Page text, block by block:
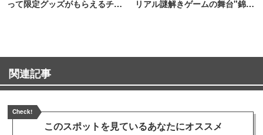
って限定グッズがもらえるチャ
リアル謎解きゲームの舞台"錦糸
関連記事
Check!
このスポットを見ているあなたにオススメ